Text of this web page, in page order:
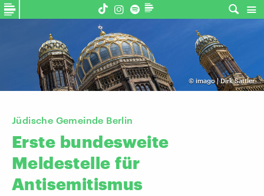
© imago | Dirk Sattler
Jüdische Gemeinde Berlin
Erste bundesweite
Meldestelle für
Antisemitismus